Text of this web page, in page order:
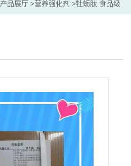
产品展厅 >营养强化剂 >牡蛎肽 食品级